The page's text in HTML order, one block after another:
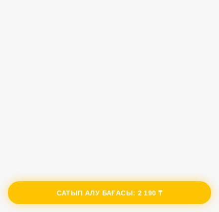
САТЫП АЛУ БАҒАСЫ: 2 190 ₸